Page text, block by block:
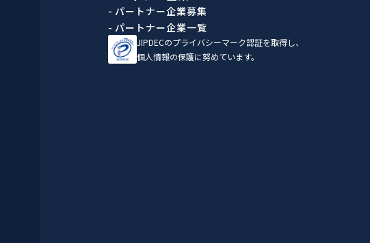
- パートナー企業募集
- パートナー企業一覧
JIPDECのプライバシーマーク認証を取得し、
個人情報の保護に努めています。